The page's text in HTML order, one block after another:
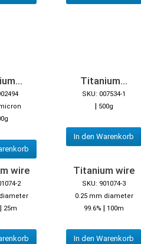
Titanium...
SKU: 007534-1
| 500g
In den Warenkorb
wire
2
| 25m
Titanium wire
SKU: 901074-3
0.25 mm diameter
99.6% | 100m
In den Warenkorb